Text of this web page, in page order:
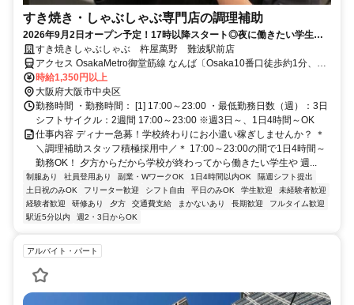
すき焼き・しゃぶしゃぶ専門店の調理補助
2026年9月2日オープン予定！17時以降スタート◎夜に働きたい学生に
オススメ！初バイトOK/週3日～/食事1食150円♪
すき焼きしゃぶしゃぶ 杵屋萬野 難波駅前店
アクセス OsakaMetro御堂筋線 なんば〔Osaka10番口徒歩約1分、
OsakaMetro千日前線 なんば〔Osaka10番口徒歩約1分、連絡バス な
んば（空港連絡バス）徒歩約1分
時給1,350円以上
大阪府大阪市中央区
勤務時間 ・勤務時間： [1] 17:00～23:00 ・最低勤務日数（週）：3日
シフトサイクル：2週間 17:00～23:00 ※週3日～、1日4時間～OK
仕事内容 ディナー急募！学校終わりにお小遣い稼ぎしませんか？ ＊
＼調理補助スタッフ積極採用中／＊ 17:00～23:00の間で1日4時間～
勤務OK！ 夕方からだから学校が終わってから働きたい学生や 週...
制服あり 社員登用あり 副業・WワークOK 1日4時間以内OK
隔週シフト提出
土日祝のみOK
フリーター歓迎 シフト自由 平日のみOK 学生歓迎
未経験者歓迎
経験者歓迎
研修あり 夕方 交通費支給 まかないあり 長期歓迎
フルタイム歓迎
駅近5分以内
週2・3日からOK
アルバイト・パート